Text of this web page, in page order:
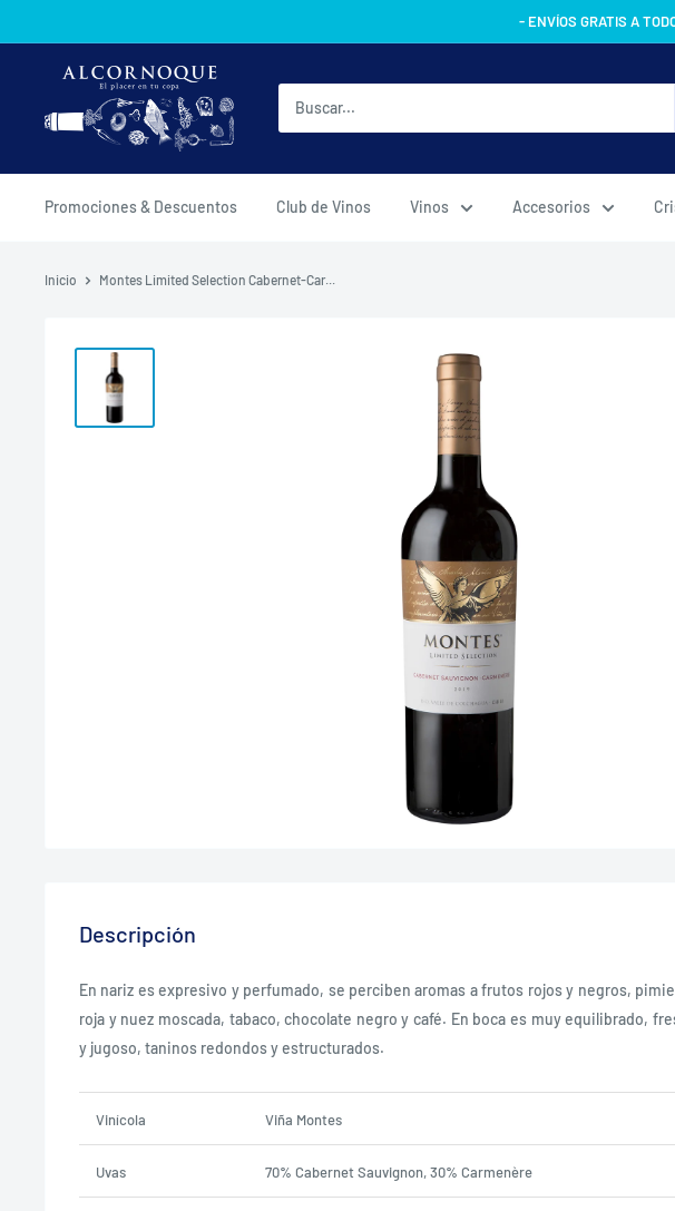
directamente
- ENVÍOS GRATIS A
AlcornoqueMX
Promociones & Descuentos Club de Vinos Vinos Accesorios
Inicio Montes Limited Selection Cabernet-Car...
Descripción
En nariz es expresivo y perfumado, se perciben aromas a frutos rojos y negros,
roja y nuez moscada, tabaco, chocolate negro y café. En boca es muy equilibrado,
y jugoso, taninos redondos y estructurados.
Vinícola Viña Montes
Uvas 70% Cabernet Sauvignon, 30% Carmenère